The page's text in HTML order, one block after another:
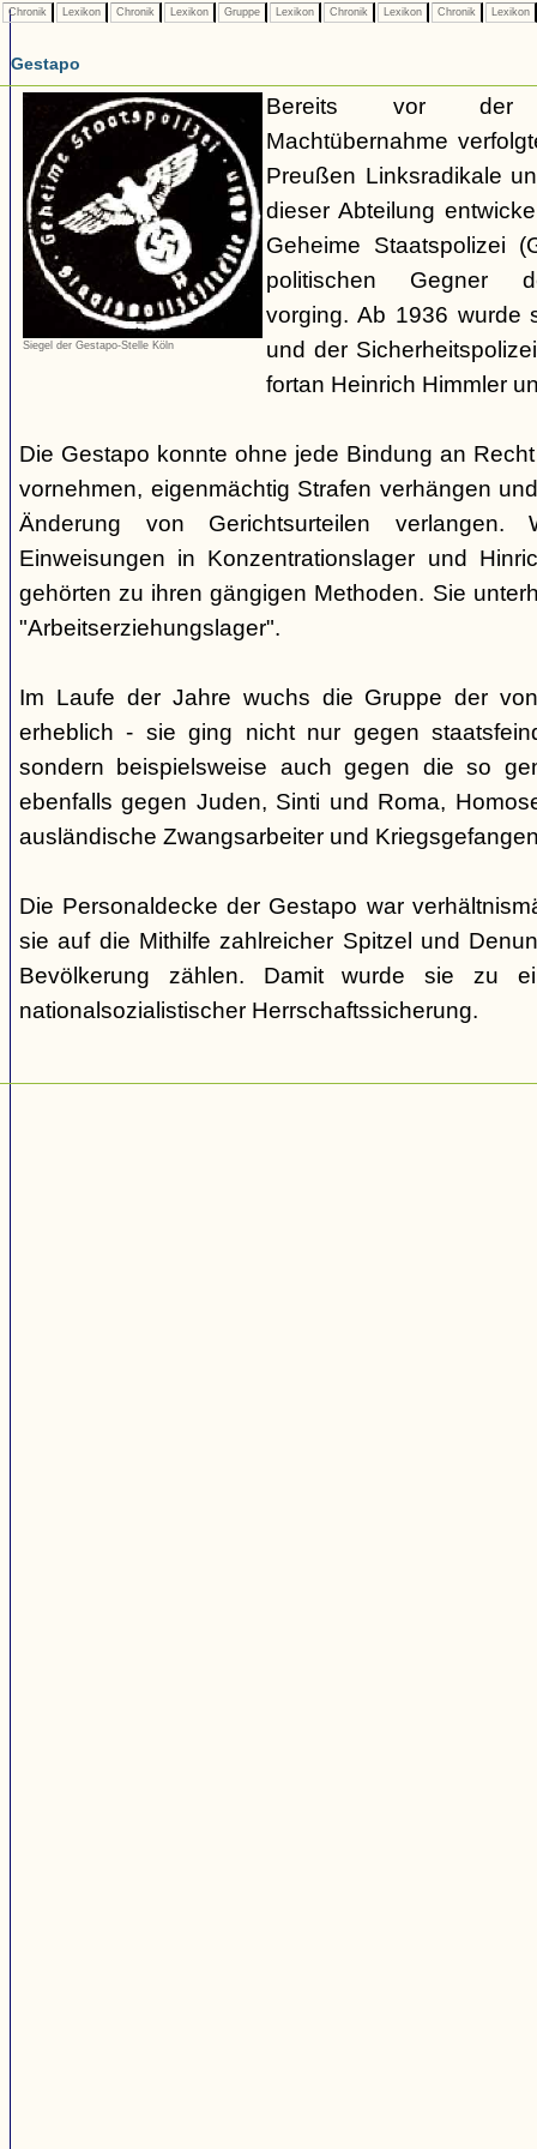
Chronik Lexikon Chronik Lexikon Gruppe Lexikon Chronik Lexikon Chronik Lexikon
Gestapo
Siegel der Gestapo-Stelle Köln
Bereits vor der
Machtübernahme
Preußen Linksradikale
dieser Abteilung
Geheime Staatspolizei
politischen Gegner
vorging. Ab 1936 wurde
und der
fortan Heinrich Himmler
Die Gestapo konnte ohne jede Bindung an
vornehmen, eigenmächtig Strafen verhängen
Änderung von Gerichtsurteilen verlangen.
Einweisungen in Konzentrationslager und
gehörten zu ihren gängigen Methoden. Sie
"Arbeitserziehungslager".
Im Laufe der Jahre wuchs die Gruppe der
erheblich - sie ging nicht nur gegen
sondern beispielsweise auch gegen die so
ebenfalls gegen Juden, Sinti und Roma,
ausländische Zwangsarbeiter und
Die Personaldecke der Gestapo war
sie auf die Mithilfe zahlreicher Spitzel und
Bevölkerung zählen. Damit wurde sie zu
nationalsozialistischer Herrschaftssicherung.